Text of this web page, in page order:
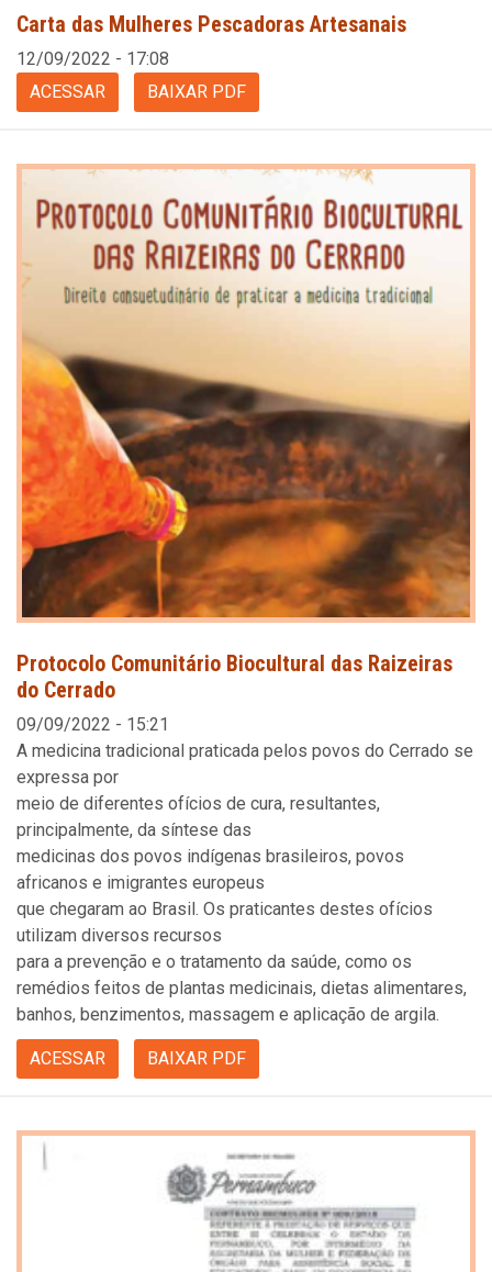
Carta das Mulheres Pescadoras Artesanais
12/09/2022 - 17:08
ACESSAR
BAIXAR PDF
Protocolo Comunitário Biocultural das Raizeiras
do Cerrado
09/09/2022 - 15:21
A medicina tradicional praticada pelos povos do Cerrado se
expressa por
meio de diferentes ofícios de cura, resultantes,
principalmente, da síntese das
medicinas dos povos indígenas brasileiros, povos
africanos e imigrantes europeus
que chegaram ao Brasil. Os praticantes destes ofícios
utilizam diversos recursos
para a prevenção e o tratamento da saúde, como os
remédios feitos de plantas medicinais, dietas alimentares,
banhos, benzimentos, massagem e aplicação de argila.
ACESSAR BAIXAR PDF